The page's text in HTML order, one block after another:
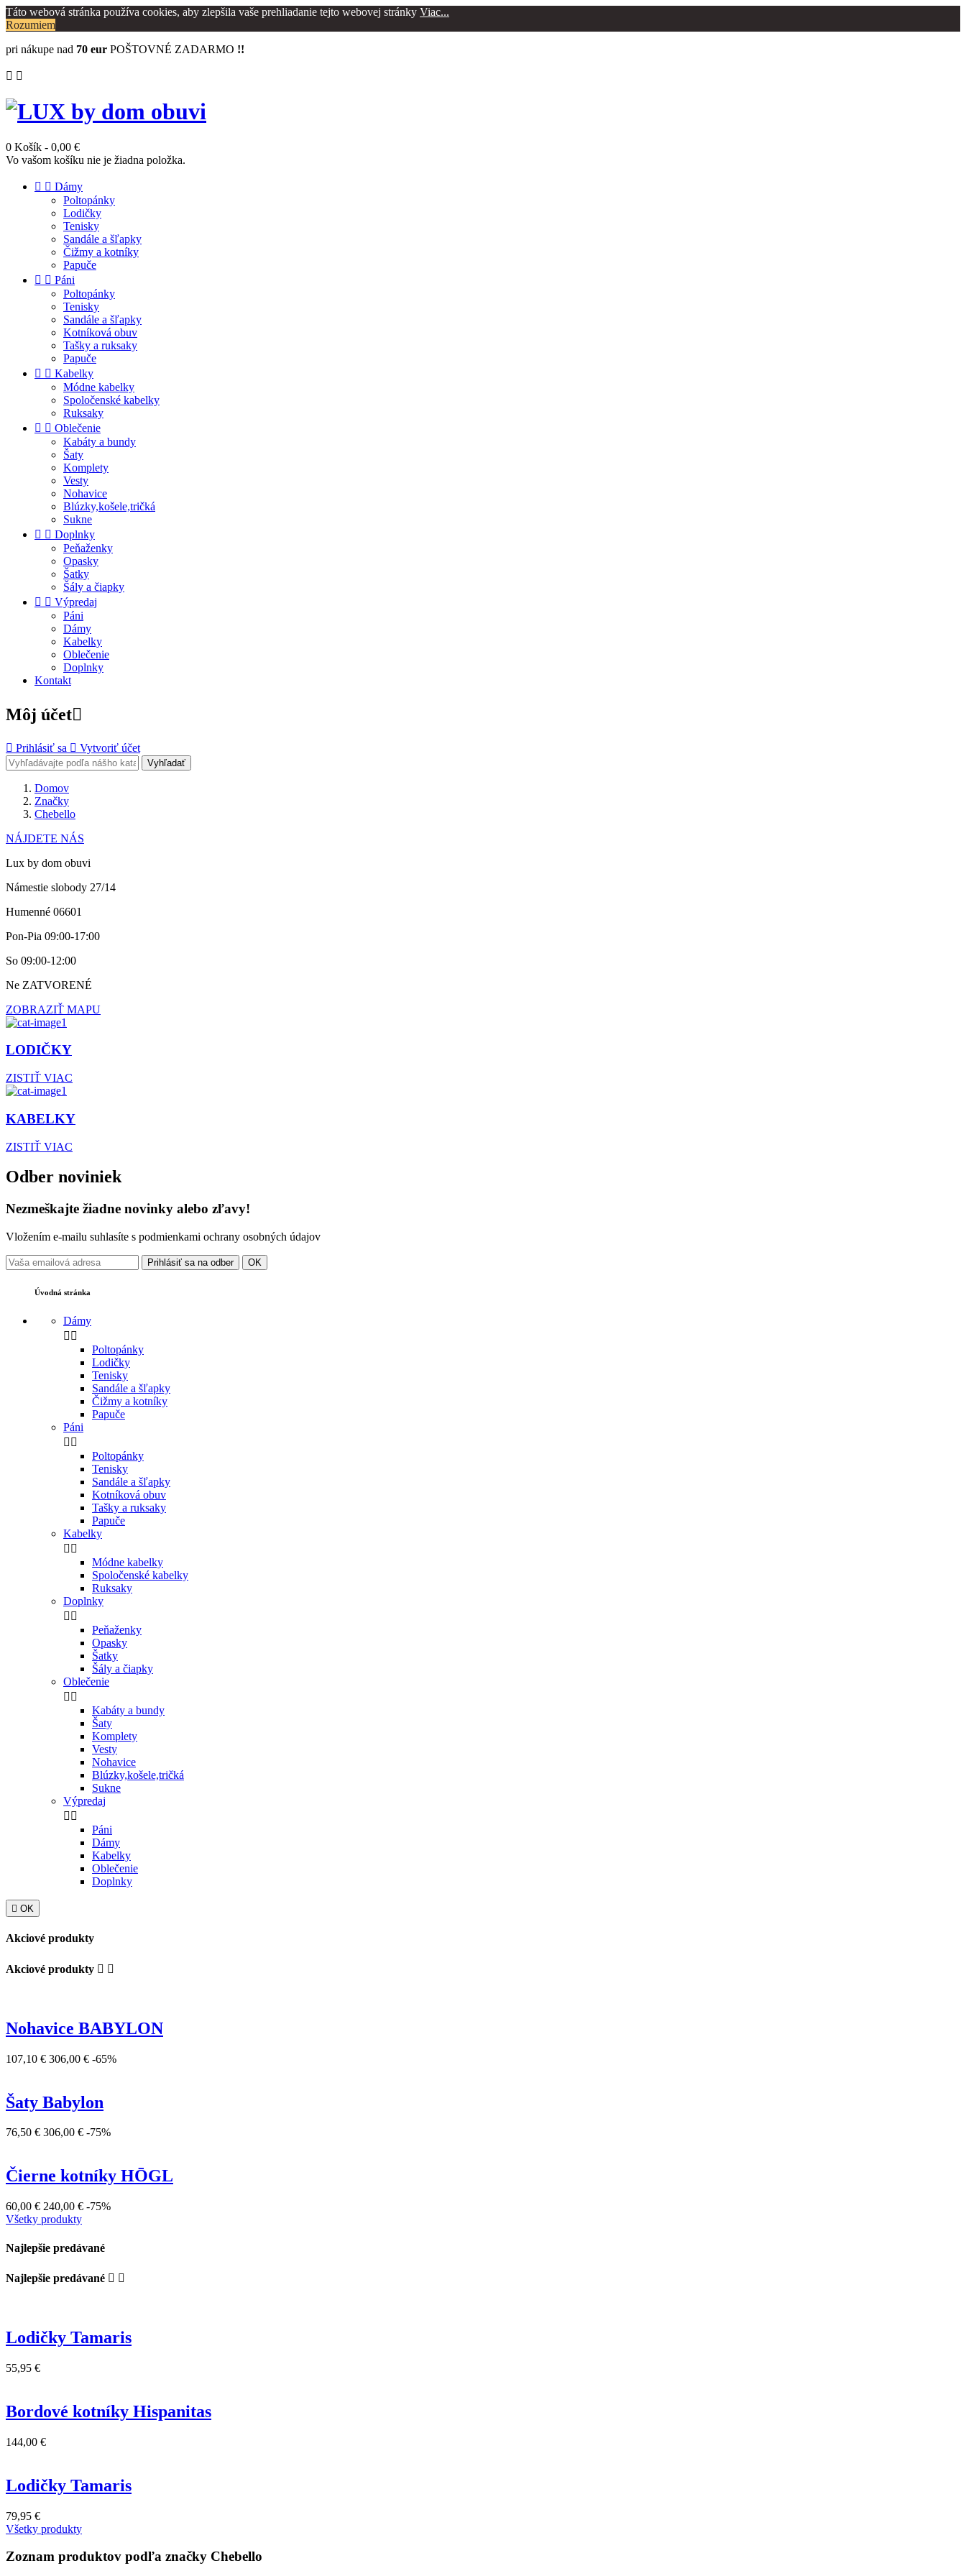
Táto webová stránka používa cookies, aby zlepšila vaše prehliadanie tejto webovej stránky Viac...
Rozumiem
pri nákupe nad 70 eur POŠTOVNÉ ZADARMO !!
 
0 Košík - 0,00 €
Vo vašom košíku nie je žiadna položka.
  Dámy
Poltopánky
Lodičky
Tenisky
Sandále a šľapky
Čižmy a kotníky
Papuče
  Páni
Poltopánky
Tenisky
Sandále a šľapky
Kotníková obuv
Tašky a ruksaky
Papuče
  Kabelky
Módne kabelky
Spoločenské kabelky
Ruksaky
  Oblečenie
Kabáty a bundy
Šaty
Komplety
Vesty
Nohavice
Blúzky,košele,tričká
Sukne
  Doplnky
Peňaženky
Opasky
Šatky
Šály a čiapky
  Výpredaj
Páni
Dámy
Kabelky
Oblečenie
Doplnky
Kontakt
Môj účet
 Prihlásiť sa  Vytvoriť účet
Vyhľadať
Domov
Značky
Chebello
NÁJDETE NÁS
Lux by dom obuvi
Námestie slobody 27/14
Humenné 06601
Pon-Pia 09:00-17:00
So 09:00-12:00
Ne ZATVORENÉ
ZOBRAZIŤ MAPU
LODIČKY
ZISTIŤ VIAC
KABELKY
ZISTIŤ VIAC
Odber noviniek
Nezmeškajte žiadne novinky alebo zľavy!
Vložením e-mailu suhlasíte s podmienkami ochrany osobných údajov
Úvodná stránka
Dámy
 
Poltopánky
Lodičky
Tenisky
Sandále a šľapky
Čižmy a kotníky
Papuče
Páni
 
Poltopánky
Tenisky
Sandále a šľapky
Kotníková obuv
Tašky a ruksaky
Papuče
Kabelky
 
Módne kabelky
Spoločenské kabelky
Ruksaky
Doplnky
 
Peňaženky
Opasky
Šatky
Šály a čiapky
Oblečenie
 
Kabáty a bundy
Šaty
Komplety
Vesty
Nohavice
Blúzky,košele,tričká
Sukne
Výpredaj
 
Páni
Dámy
Kabelky
Oblečenie
Doplnky
 OK
Akciové produkty
Akciové produkty  
Nohavice BABYLON
107,10 € 306,00 € -65%
Šaty Babylon
76,50 € 306,00 € -75%
Čierne kotníky HŌGL
60,00 € 240,00 € -75%
Všetky produkty
Najlepšie predávané
Najlepšie predávané  
Lodičky Tamaris
55,95 €
Bordové kotníky Hispanitas
144,00 €
Lodičky Tamaris
79,95 €
Všetky produkty
Zoznam produktov podľa značky Chebello